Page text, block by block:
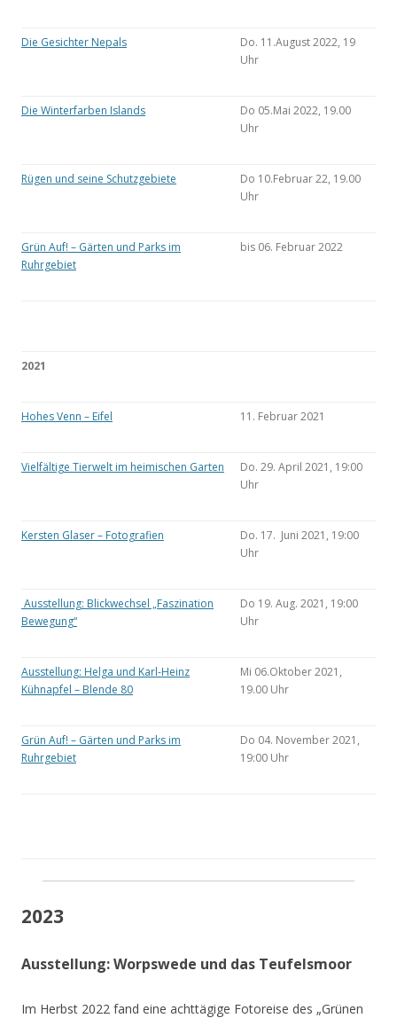
Die Gesichter Nepals
Do. 11.August 2022, 19
Uhr
Die Winterfarben Islands
Do 05.Mai 2022, 19.00
Uhr
Rügen und seine Schutzgebiete
Do 10.Februar 22, 19.00
Uhr
Grün Auf! – Gärten und Parks im
Ruhrgebiet
bis 06. Februar 2022
2021
Hohes Venn – Eifel 11. Februar 2021
Vielfältige Tierwelt im heimischen Garten
Do. 29. April 2021, 19:00
Uhr
Kersten Glaser – Fotografien
Do. 17. Juni 2021, 19:00
Uhr
Ausstellung: Blickwechsel „Faszination
Bewegung“
Do 19. Aug. 2021, 19:00
Uhr
Ausstellung: Helga und Karl-Heinz
Kühnapfel – Blende 80
Mi 06.Oktober 2021,
19.00 Uhr
Grün Auf! – Gärten und Parks im
Ruhrgebiet
Do 04. November 2021,
19:00 Uhr
2023
Ausstellung: Worpswede und das Teufelsmoor
Im Herbst 2022 fand eine achttägige Fotoreise des „Grünen